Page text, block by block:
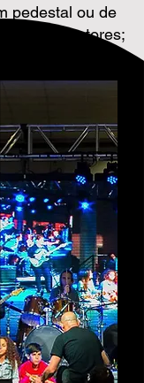
pedestal ou de
de cantores;